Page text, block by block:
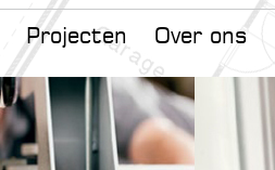
Projecten Over ons